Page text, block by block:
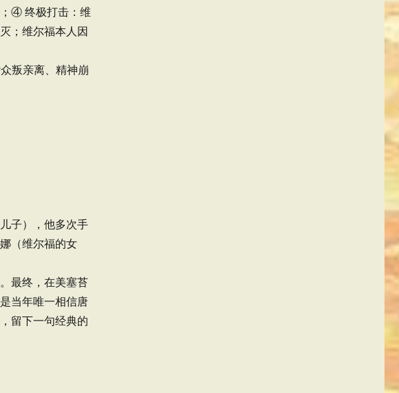
④ 终极打击：维
；维尔福本人因
叛亲离、精神崩
子），他多次手
（维尔福的女
最终，在美塞苔
当年唯一相信唐
留下一句经典的